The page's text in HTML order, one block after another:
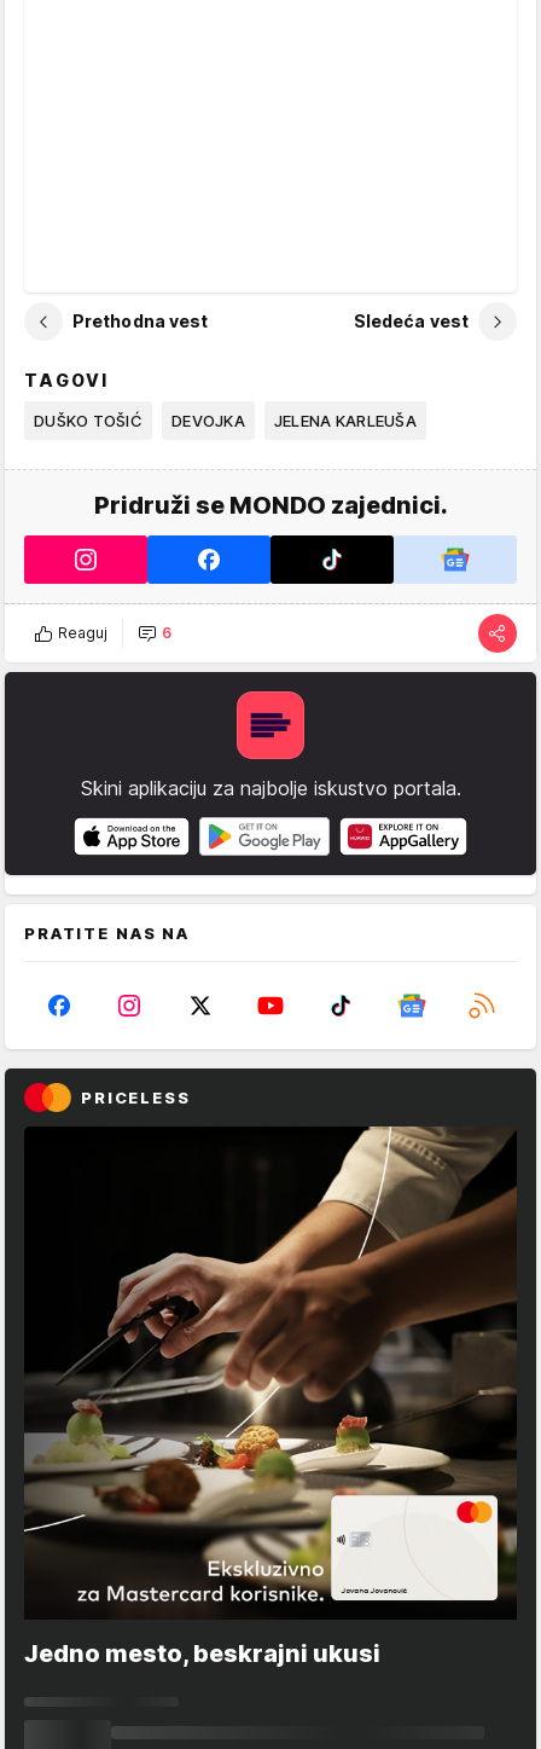
Prethodna vest Sledeća vest
TAGOVI
DUŠKO TOŠIĆ DEVOJKA JELENA KARLEUŠA
Pridruži se MONDO zajednici.
Reaguj 6
Skini aplikaciju za najbolje iskustvo portala.
PRATITE NAS NA
PRICELESS
Jedno mesto, beskrajni ukusi